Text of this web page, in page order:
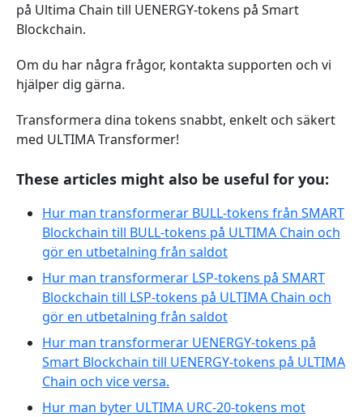
på Ultima Chain till UENERGY-tokens på Smart
Blockchain.
Om du har några frågor, kontakta supporten och vi
hjälper dig gärna.
Transformera dina tokens snabbt, enkelt och säkert
med ULTIMA Transformer!
These articles might also be useful for you:
Hur man transformerar BULL-tokens från SMART
Blockchain till BULL-tokens på ULTIMA Chain och
gör en utbetalning från saldot
​​Hur man transformerar LSP-tokens på SMART
Blockchain till LSP-tokens på ULTIMA Chain och
gör en utbetalning från saldot
Hur man transformerar UENERGY-tokens på
Smart Blockchain till UENERGY-tokens på ULTIMA
Chain och vice versa.
Hur man byter ULTIMA URC-20-tokens mot